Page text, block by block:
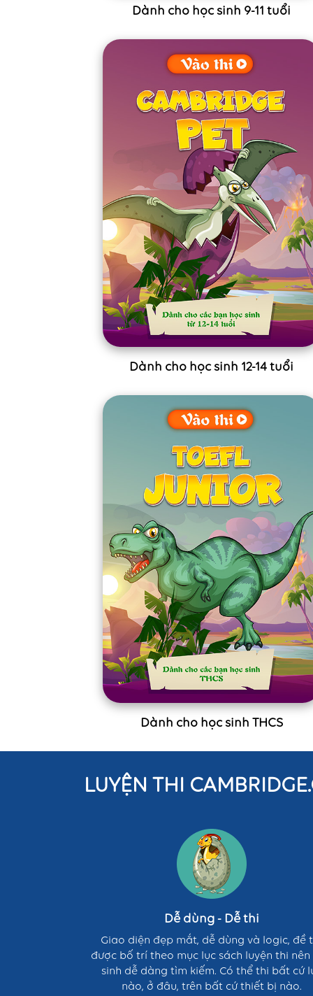
Dành cho học sinh 9-11 tuổi
Dành cho học sinh 12-14 tuổi
Dành cho học sinh THCS
LUYỆN THI
-
Dễ
Dễ dùng - Dễ thi
Giao diện đẹp mắt, dễ dùng và logic, đề
được bố trí theo mục lục sách luyện thi nên
sinh dễ dàng tìm kiếm. Có thể thi bất cứ
nào, ở đâu, trên bất cứ thiết bị nào.